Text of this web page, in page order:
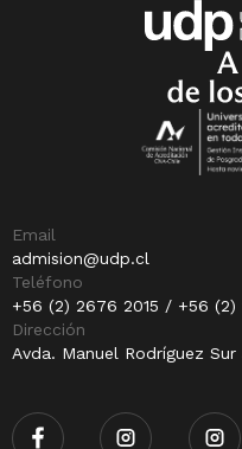
Email
admision@udp.cl
Teléfono
+56 (2) 2676 2015 / +56 (2)
Dirección
Avda. Manuel Rodríguez